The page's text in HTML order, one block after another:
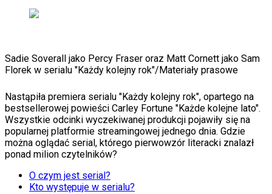
Życie gwiazd
Aktualności
Telewizja
Hity internetu
Edukacja
Aktualności
Matura
Kobieta
Moda
Uroda
Sadie Soverall jako Percy Fraser oraz Matt Cornett jako Sam
Florek w serialu "Każdy kolejny rok"/ Materiały prasowe
Nastąpiła premiera serialu "Każdy kolejny rok", opartego na
bestsellerowej powieści Carley Fortune "Każde kolejne lato".
Wszystkie odcinki wyczekiwanej produkcji pojawiły się na
popularnej platformie streamingowej jednego dnia. Gdzie
można oglądać serial, którego pierwowzór literacki znalazł
ponad milion czytelników?
O czym jest serial?
Kto występuje w serialu?